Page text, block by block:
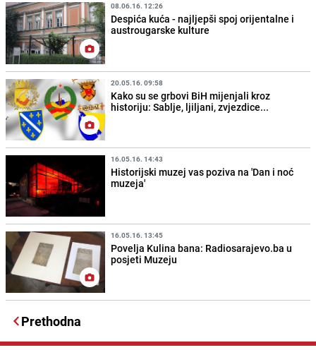
08.06.16. 12:26
Despića kuća - najljepši spoj orijentalne i
austrougarske kulture
20.05.16. 09:58
Kako su se grbovi BiH mijenjali kroz
historiju: Sablje, ljiljani, zvjezdice...
16.05.16. 14:43
Historijski muzej vas poziva na 'Dan i noć
muzeja'
16.05.16. 13:45
Povelja Kulina bana: Radiosarajevo.ba u
posjeti Muzeju
Prethodna